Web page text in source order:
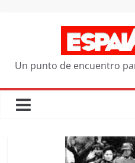
Un punto de encuentro